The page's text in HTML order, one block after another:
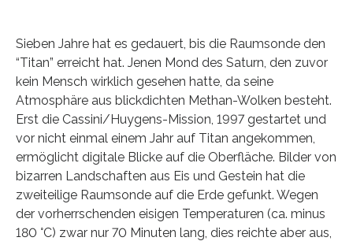
Sieben Jahre hat es gedauert, bis die Raumsonde den
“Titan” erreicht hat. Jenen Mond des Saturn, den zuvor
kein Mensch wirklich gesehen hatte, da seine
Atmosphäre aus blickdichten Methan-Wolken besteht.
Erst die Cassini/Huygens-Mission, 1997 gestartet und
vor nicht einmal einem Jahr auf Titan angekommen,
ermöglicht digitale Blicke auf die Oberfläche. Bilder von
bizarren Landschaften aus Eis und Gestein hat die
zweiteilige Raumsonde auf die Erde gefunkt. Wegen
der vorherrschenden eisigen Temperaturen (ca. minus
180 °C) zwar nur 70 Minuten lang, dies reichte aber aus,